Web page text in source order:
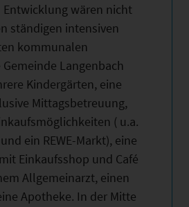
wären nicht
ständigen intensiven
kommunalen
Langenbach
Kindergärten, eine
Mittagsbetreuung,
( u.a.
ein REWE-Markt), eine
Einkaufsshop und Café
Allgemeinarzt, einen
Apotheke. In der Mitte